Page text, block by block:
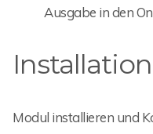
Ausgabe in den
Installation
Modul installieren und